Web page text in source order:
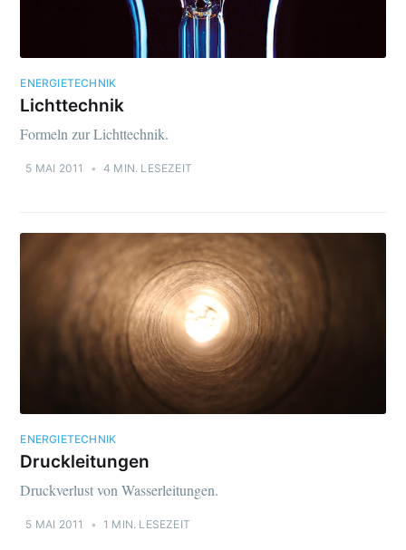
ENERGIETECHNIK
Lichttechnik
Formeln zur Lichttechnik.
5 MAI 2011 • 4 MIN. LESEZEIT
ENERGIETECHNIK
Druckleitungen
Druckverlust von Wasserleitungen.
5 MAI 2011 • 1 MIN. LESEZEIT